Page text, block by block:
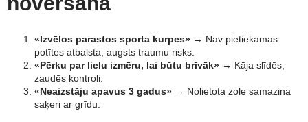
«Izvēlos parastos sporta kurpes» → Nav pietiekamas
potītes atbalsta, augsts traumu risks.
«Pērku par lielu izmēru, lai būtu brīvāk» → Kāja slīdēs,
zaudēs kontroli.
«Neaizstāju apavus 3 gadus» → Nolietota zole samazina
saķeri ar grīdu.